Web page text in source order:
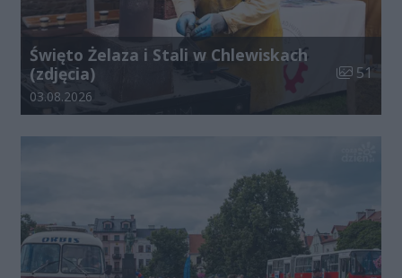
Święto Żelaza i Stali w Chlewiskach
(zdjęcia)
Liczba
51
Data dodania galerii:
03.08.2026